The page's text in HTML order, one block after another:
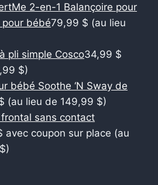
2-en-1 Balançoire pour
bébé79,99 $ (au lieu
pli simple Cosco34,99 $
$)
bébé Soothe ‘N Sway de
(au lieu de 149,99 $)
sans contact
avec coupon sur place (au